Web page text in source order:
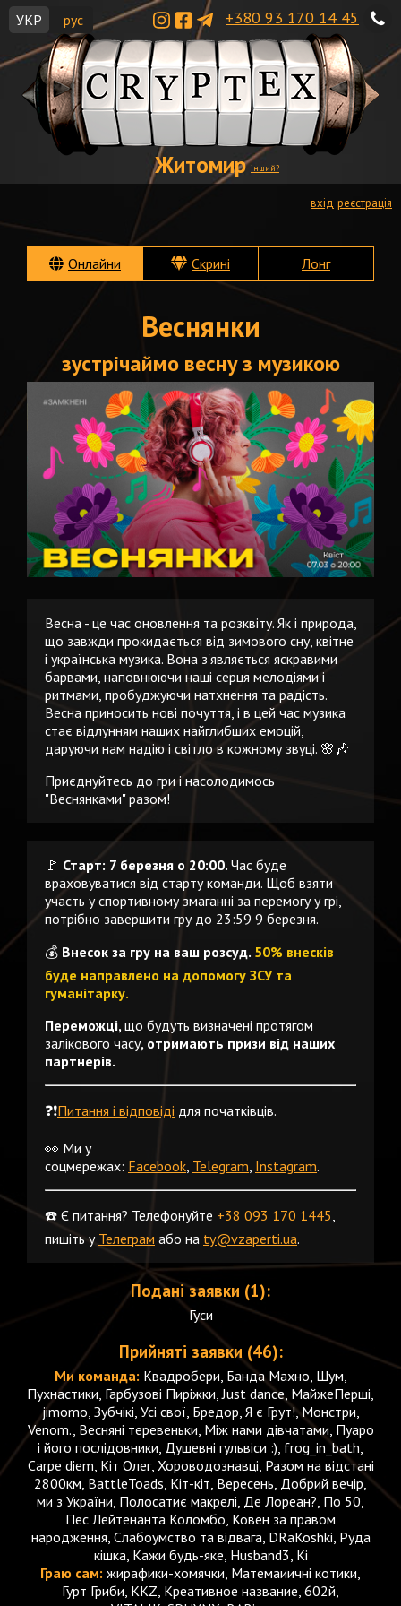
+380 93 170 14 45
Житомир інший?
вхід реєстрація
УКР рус
Онлайни Скрині Лонг
Веснянки
зустрічаймо весну з музикою
Весна - це час оновлення та розквіту. Як і природа,
що завжди прокидається від зимового сну, квітне
і українська музика. Вона з'являється яскравими
барвами, наповнюючи наші серця мелодіями і
ритмами, пробуджуючи натхнення та радість.
Весна приносить нові почуття, і в цей час музика
стає відлунням наших найглибших емоцій,
даруючи нам надію і світло в кожному звуці. 🌸🎶
Приєднуйтесь до гри і насолодимось
"Веснянками" разом!
🚩 Старт: 7 березня о 20:00. Час буде
враховуватися від старту команди. Щоб взяти
участь у спортивному змаганні за перемогу у грі,
потрібно завершити гру до 23:59 9 березня.
💰 Внесок за гру на ваш розсуд. 50% внесків
буде направлено на допомогу ЗСУ та
гуманітарку.
Переможці,що будуть визначені протягом
залікового часу, отримають призи від наших
партнерів.
❓❗️Питання і відповіді для початківців.
👀 Ми у
соцмережах: Facebook, Telegram, Instagram.
☎️ Є питання? Телефонуйте +38 093 170 1445,
пишіть у Телеграм або на ty@vzaperti.ua.
Подані заявки (1):
Гуси
Прийняті заявки (46):
Ми команда: Квадробери, Банда Махно, Шум,
Пухнастики, Гарбузові Пиріжки, Just dance, МайжеПерші,
jimomo, Зубчікі, Усі свої, Бредор, Я є Грут!, Монстри,
Venom., Весняні теревеньки, Між нами дівчатами, Пуаро
і його послідовники, Душевні гульвіси :), frog_in_bath,
Carpe diem, Кіт Олег, Хороводознавці, Разом на відстані
2800км, BattleToads, Кіт-кіт, Вересень, Добрий вечір,
ми з України, Полосатиє макрелі, Де Лореан?, По 50,
Пес Лейтенанта Коломбо, Ковен за правом
народження, Слабоумство та відвага, DRaKoshki, Руда
кішка, Кажи будь-яке, Husband3, Кі
Граю сам: жирафики-хомячки, Матемаиичні котики,
Гурт Гриби, KKZ, Креативное название, 602й,